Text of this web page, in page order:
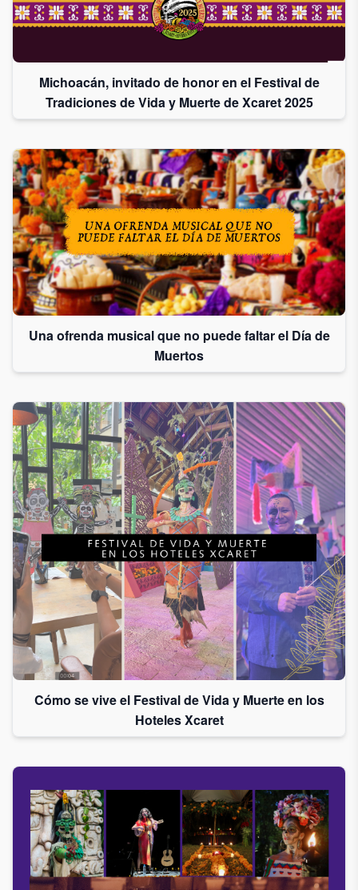
Michoacán, invitado de honor en el Festival de
Tradiciones de Vida y Muerte de Xcaret 2025
Una ofrenda musical que no puede faltar el Día de
Muertos
Cómo se vive el Festival de Vida y Muerte en los
Hoteles Xcaret